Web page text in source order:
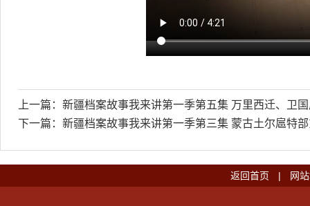
上一篇： 新疆档案故事我来讲第一季第五集 万里西迁、卫
下一篇： 新疆档案故事我来讲第一季第三集 蒙古土尔扈特
返回首页 | 网